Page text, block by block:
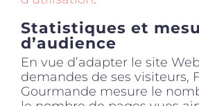
Statistiques et
d’audience
En vue d’adapter le site
demandes de ses visiteurs,
Gourmande mesure le